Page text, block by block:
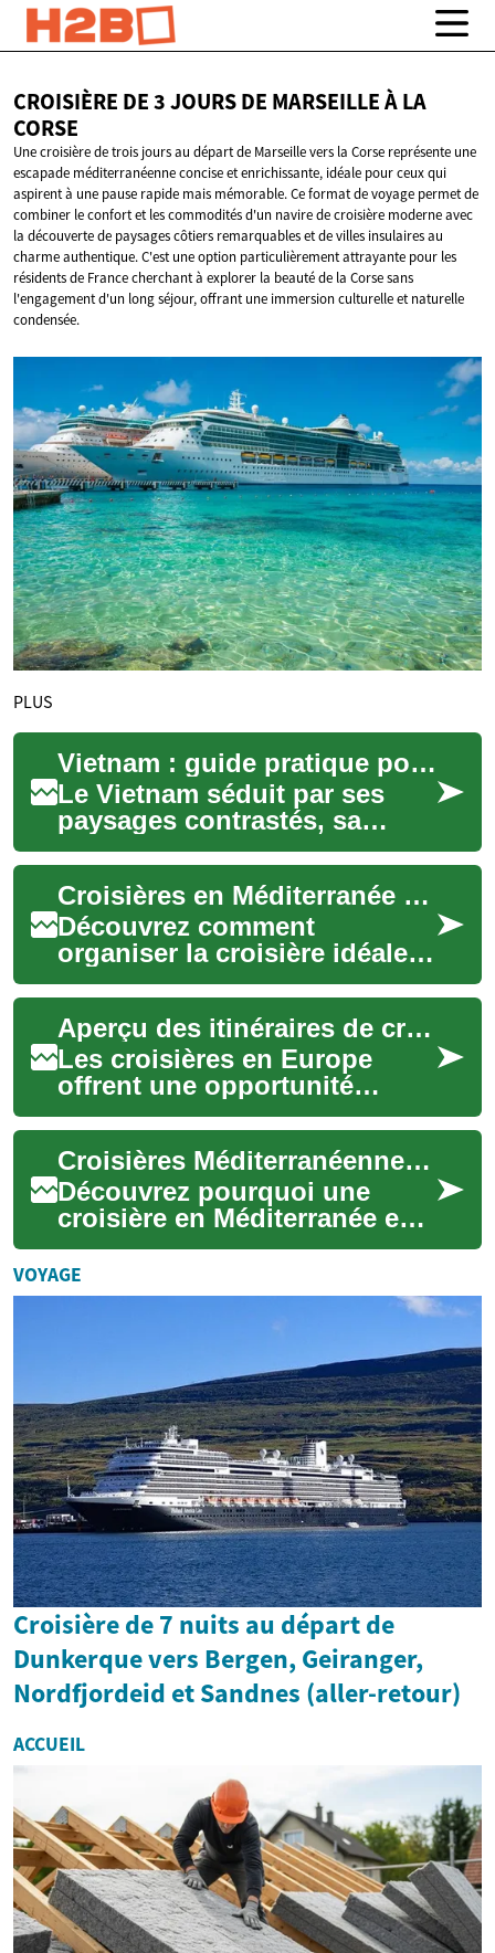
CROISIÈRE DE 3 JOURS DE MARSEILLE ÀLA
CORSE
Une croisière de trois jours au départ de Marseille vers la Corse représente une
escapade méditerranéenne concise et enrichissante, idéale pour ceux qui
aspirent à une pause rapide mais mémorable. Ce format de voyage permet de
combiner le confort et les commodités d'un navire de croisière moderne avec
la découverte de paysages côtiers remarquables et de villes insulaires au
charme authentique. C'est une option particulièrement attrayante pour les
résidents de France cherchant à explorer la beauté de la Corse sans
l'engagement d'un long séjour, offrant une immersion culturelle et naturelle
condensée.
PLUS
Vietnam : guide pratique pour vos vacances et croisière
Le Vietnam séduit par ses
paysages contrastés, sa
cuisine riche et son héritage
culturel unique. Avant de
partir, pla...
Croisières en Méditerranée : guide pratique et conseils
Découvrez comment
organiser la croisière idéale
en Méditerranée : itinéraires
populaires, confort à bord,
options de ...
Aperçu des itinéraires de croisière en Europe
Les croisières en Europe
offrent une opportunité
unique de découvrir une
multitude de cultures, de
paysages et d'hist...
Croisières Méditerranéennes : guide pratique pour seniors
Découvrez pourquoi une
croisière en Méditerranée est
idéale pour les seniors :
confort à bord, étapes
culturelles var...
VOYAGE
Croisière de 7 nuits au départ de
Dunkerque vers Bergen, Geiranger,
Nordfjordeid et Sandnes (aller-retour)
ACCUEIL